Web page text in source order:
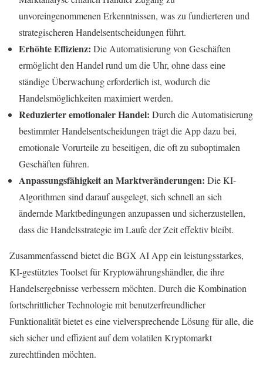
unvoreingenommenen Erkenntnissen, was zu fundierteren und
strategischeren Handelsentscheidungen führt.
Erhöhte Effizienz: Die Automatisierung von Geschäften
ermöglicht den Handel rund um die Uhr, ohne dass eine
ständige Überwachung erforderlich ist, wodurch die
Handelsmöglichkeiten maximiert werden.
Reduzierter emotionaler Handel: Durch die Automatisierung
bestimmter Handelsentscheidungen trägt die App dazu bei,
emotionale Vorurteile zu beseitigen, die oft zu suboptimalen
Geschäften führen.
Anpassungsfähigkeit an Marktveränderungen: Die KI-
Algorithmen sind darauf ausgelegt, sich schnell an sich
ändernde Marktbedingungen anzupassen und sicherzustellen,
dass die Handelsstrategie im Laufe der Zeit effektiv bleibt.
Zusammenfassend bietet die BGX AI App ein leistungsstarkes,
KI-gestütztes Toolset für Kryptowährungshändler, die ihre
Handelsergebnisse verbessern möchten. Durch die Kombination
fortschrittlicher Technologie mit benutzerfreundlicher
Funktionalität bietet es eine vielversprechende Lösung für alle, die
sich sicher und effizient auf dem volatilen Kryptomarkt
zurechtfinden möchten.